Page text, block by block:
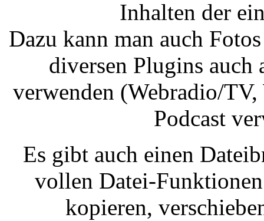
Inhalten der
Dazu kann man auch
diversen Plugins auch
verwenden (Webradio/
Podcast
Es gibt auch einen
vollen Datei-
kopieren,